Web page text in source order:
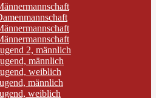
2, männlich
männlich
weiblich
männlich
weiblich